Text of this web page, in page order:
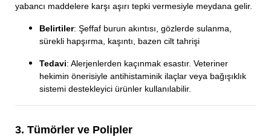
yabancı maddelere karşı aşırı tepki vermesiyle meydana gelir.
Belirtiler: Şeffaf burun akıntısı, gözlerde sulanma,
sürekli hapşırma, kaşıntı, bazen cilt tahrişi
Tedavi: Alerjenlerden kaçınmak esastır. Veteriner
hekimin önerisiyle antihistaminik ilaçlar veya bağışıklık
sistemi destekleyici ürünler kullanılabilir.
3. Tümörler ve Polipler